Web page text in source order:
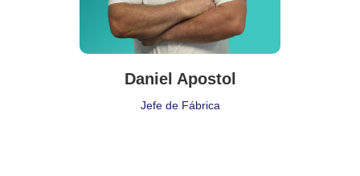
Daniel Apostol
Jefe de Fábrica